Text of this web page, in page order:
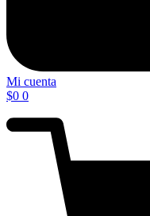
Mi cuenta
$0 0